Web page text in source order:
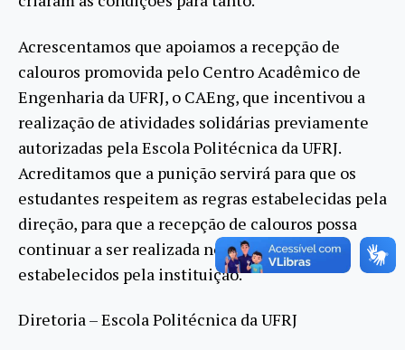
Acrescentamos que apoiamos a recepção de
calouros promovida pelo Centro Acadêmico de
Engenharia da UFRJ, o CAEng, que incentivou a
realização de atividades solidárias previamente
autorizadas pela Escola Politécnica da UFRJ.
Acreditamos que a punição servirá para que os
estudantes respeitem as regras estabelecidas pela
direção, para que a recepção de calouros possa
continuar a ser realizada nos moldes
estabelecidos pela instituição.
Diretoria – Escola Politécnica da UFRJ